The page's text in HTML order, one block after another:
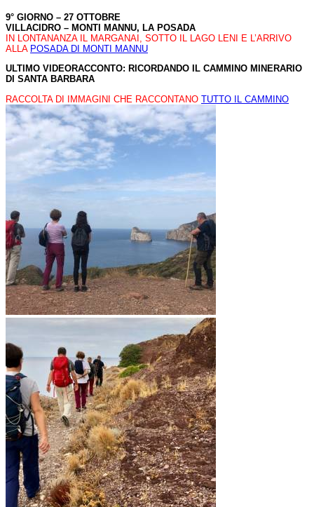
9° GIORNO – 27 OTTOBRE
VILLACIDRO – MONTI MANNU, LA POSADA
IN LONTANANZA IL MARGANAI, SOTTO IL LAGO LENI E L’ARRIVO
ALLA POSADA DI MONTI MANNU
ULTIMO VIDEORACCONTO: RICORDANDO IL CAMMINO MINERARIO
DI SANTA BARBARA
RACCOLTA DI IMMAGINI CHE RACCONTANO TUTTO IL CAMMINO